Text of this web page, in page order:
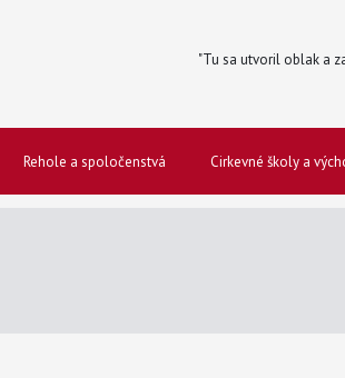
"Tu sa utvoril oblak a
Rehole a spoločenstvá Cirkevné školy a